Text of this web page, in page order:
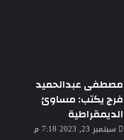
مصطفى عبدالحميد
فرج يكتب: مساوئ
الديمقراطية
سبتمبر 23, 2023 7:18 م